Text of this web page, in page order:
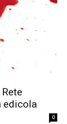
edicola
0